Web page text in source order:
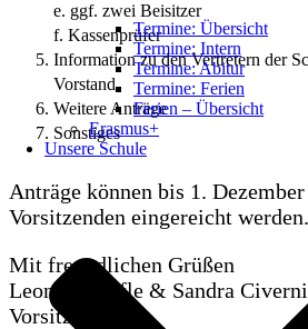
Termine: Übersicht
Termine: Intern
Termine: Abitur
Termine: Ferien
Ferien – Übersicht
Erasmus+
Unsere Schule
e. ggf. zwei Beisitzer
f. Kassenprüfer
Information zu den Vertretern der
Vorstand
Weitere Anträge
Sonstiges
Anträge können bis 1.
Vorsitzenden eingereicht werden.
Mit freundlichen Grüßen
Leon P. Köpfle & Sandra Civerni
Vorsitzende